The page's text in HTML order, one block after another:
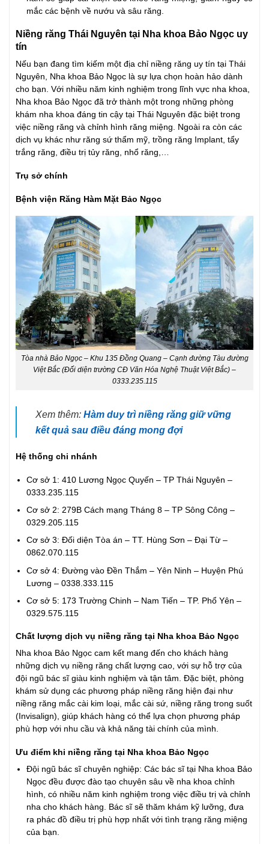
mắc các bệnh về nướu và sâu răng.
Niềng răng Thái Nguyên tại Nha khoa Bảo Ngọc uy
tín
Nếu bạn đang tìm kiếm một địa chỉ niềng răng uy tín tại Thái
Nguyên, Nha khoa Bảo Ngọc là sự lựa chọn hoàn hảo dành
cho bạn. Với nhiều năm kinh nghiệm trong lĩnh vực nha khoa,
Nha khoa Bảo Ngọc đã trở thành một trong những phòng
khám nha khoa đáng tin cậy tại Thái Nguyên đặc biệt trong
việc niềng răng và chỉnh hình răng miệng. Ngoài ra còn các
dịch vụ khác như răng sứ thẩm mỹ, trồng răng Implant, tẩy
trắng răng, điều trị tủy răng, nhổ răng,…
Trụ sở chính
Bệnh viện Răng Hàm Mặt Bảo Ngọc
Tòa nhà Bảo Ngọc – Khu 135 Đồng Quang – Cạnh đường Tàu đường
Việt Bắc (Đối diện trường CĐ Văn Hóa Nghệ Thuật Việt Bắc) –
0333.235.115
Xem thêm: Hàm duy trì niềng răng giữ vững
kết quả sau điều đáng mong đợi
Hệ thống chi nhánh
Cơ sở 1: 410 Lương Ngọc Quyến – TP Thái Nguyên –
0333.235.115
Cơ sở 2: 279B Cách mạng Tháng 8 – TP Sông Công –
0329.205.115
Cơ sở 3: Đối diện Tòa án – TT. Hùng Sơn – Đại Từ –
0862.070.115
Cơ sở 4: Đường vào Đền Thắm – Yên Ninh – Huyện Phú
Lương – 0338.333.115
Cơ sở 5: 173 Trường Chinh – Nam Tiến – TP. Phổ Yên –
0329.575.115
Chất lượng dịch vụ niềng răng tại Nha khoa Bảo Ngọc
Nha khoa Bảo Ngọc cam kết mang đến cho khách hàng
những dịch vụ niềng răng chất lượng cao, với sự hỗ trợ của
đội ngũ bác sĩ giàu kinh nghiệm và tận tâm. Đặc biệt, phòng
khám sử dụng các phương pháp niềng răng hiện đại như
niềng răng mắc cài kim loại, mắc cài sứ, niềng răng trong suốt
(Invisalign), giúp khách hàng có thể lựa chọn phương pháp
phù hợp với nhu cầu và khả năng tài chính của mình.
Ưu điểm khi niềng răng tại Nha khoa Bảo Ngọc
Đội ngũ bác sĩ chuyên nghiệp: Các bác sĩ tại Nha khoa Bảo
Ngọc đều được đào tạo chuyên sâu về nha khoa chỉnh
hình, có nhiều năm kinh nghiệm trong việc điều trị và chỉnh
nha cho khách hàng. Bác sĩ sẽ thăm khám kỹ lưỡng, đưa
ra phác đồ điều trị phù hợp nhất với tình trạng răng miệng
của bạn.